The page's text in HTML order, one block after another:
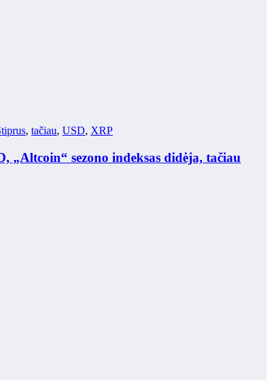
, tačiau, USD, XRP
„Altcoin“ sezono indeksas didėja, tačiau